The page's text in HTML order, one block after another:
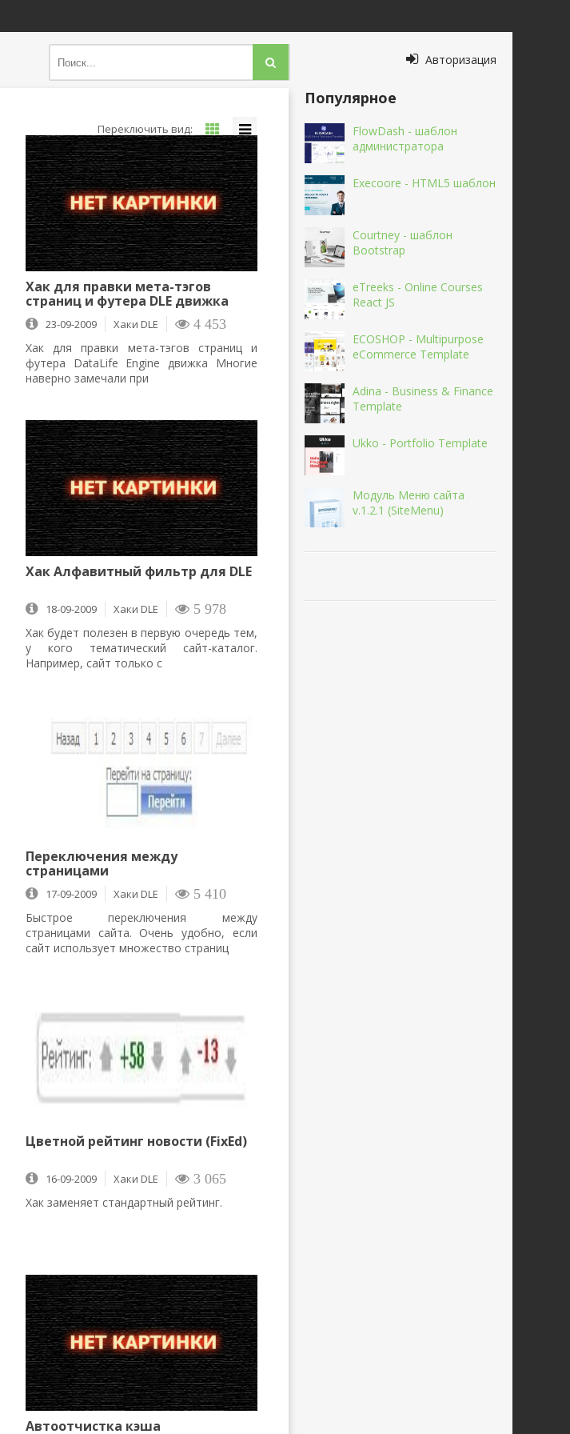
Авторизация
Хак для правки мета-тэгов
страниц и футера DLE движка
23-09-2009 Хаки DLE 4 453
Хак для правки мета-тэгов страниц и
футера DataLife Engine движка Многие
наверно замечали при
Хак Алфавитный фильтр для DLE
18-09-2009 Хаки DLE 5 978
Хак будет полезен в первую очередь тем,
у кого тематический сайт-каталог.
Например, сайт только с
Переключения между
страницами
17-09-2009 Хаки DLE 5 410
Быстрое переключения между
страницами сайта. Очень удобно, если
сайт использует множество страниц
Цветной рейтинг новости (FixEd)
16-09-2009 Хаки DLE 3 065
Хак заменяет стандартный рейтинг.
Автоотчистка кэша
Популярное
FlowDash - шаблон
администратора
Execoore - HTML5 шаблон
Courtney - шаблон
Bootstrap
eTreeks - Online Courses
React JS
ECOSHOP - Multipurpose
eCommerce Template
Adina - Business & Finance
Template
Ukko - Portfolio Template
Модуль Меню сайта
v.1.2.1 (SiteMenu)